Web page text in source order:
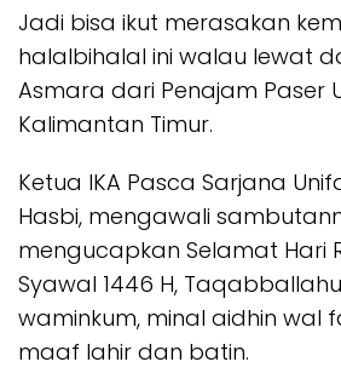
Jadi bisa ikut merasakan
halalbihalal ini walau lewat
Asmara dari Penajam Paser
Kalimantan Timur.
Ketua IKA Pasca Sarjana
Hasbi, mengawali
mengucapkan Selamat Hari
Syawal 1446 H,
waminkum, minal aidhin wal
maaf lahir dan batin.